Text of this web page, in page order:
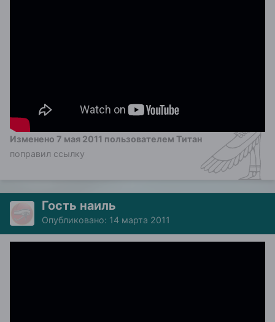
Изменено 7 мая 2011 пользователем Титан
поправил ссылку
Гость наиль
Опубликовано: 14 марта 2011